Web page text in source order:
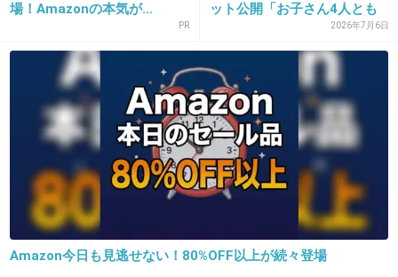
おでこの産毛が前髪と見間違うくらい濃くて長
いよね…
前髪作ってそれ隠したら個性が死ぬんだろうけ
ど、んーって思っちゃう。
+34
26. 匿名2019/03/05(火) 17:29:31
かわいいけど、思ってたんとちゃう！
場！Amazonの本気が...
PR
ット公開「お子さん4人とも
2026年7月6日
Amazon今日も見逃せない！80%OFF以上が続々登場